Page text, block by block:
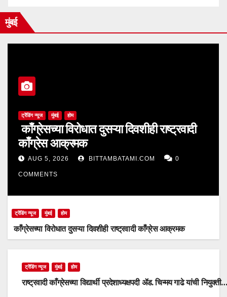
मुंबई
ट्रेंडिंग न्यूज मुंबई होम
काँग्रेसच्या विरोधात दुसऱ्या दिवशीही राष्ट्रवादी
काँग्रेस आक्रमक
AUG 5, 2026 BITTAMBATAMI.COM 0
COMMENTS
ट्रेंडिंग न्यूज मुंबई होम
काँग्रेसच्या विरोधात दुसऱ्या दिवशीही राष्ट्रवादी काँग्रेस आक्रमक
ट्रेंडिंग न्यूज मुंबई होम
राष्ट्रवादी काँग्रेसच्या विद्यार्थी प्रदेशाध्यक्षपदी ॲड. चिन्मय गाढे यांची नियुक्ती…